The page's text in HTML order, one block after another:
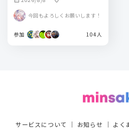
今回もよろしくお願いします！
参加 104人
サービスについて ｜ お知らせ ｜ よく